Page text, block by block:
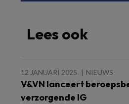
Lees ook
12 JANUARI 2025 NIEUWS
V&VN lanceert
verzorgende IG